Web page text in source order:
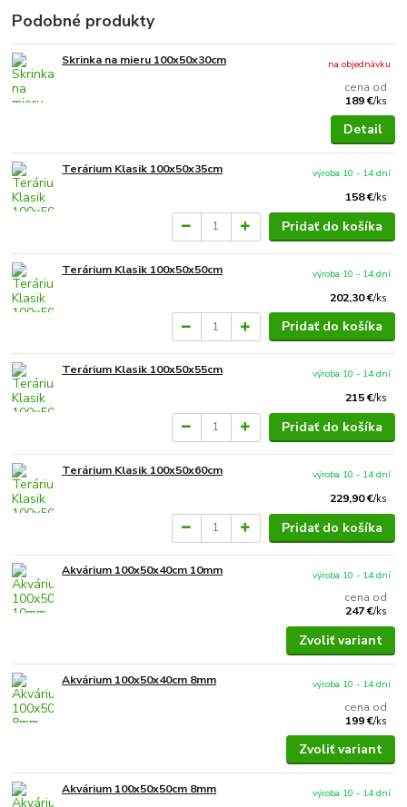
Podobné produkty
Skrinka na mieru 100x50x30cm
cena od
189 €/ks
na objednávku
Detail
Terárium Klasik 100x50x35cm
158 €/ks
výroba 10 - 14 dní
Pridať do košíka
Terárium Klasik 100x50x50cm
202,30 €/ks
výroba 10 - 14 dní
Pridať do košíka
Terárium Klasik 100x50x55cm
215 €/ks
výroba 10 - 14 dní
Pridať do košíka
Terárium Klasik 100x50x60cm
229,90 €/ks
výroba 10 - 14 dní
Pridať do košíka
Akvárium 100x50x40cm 10mm
cena od
247 €/ks
výroba 10 - 14 dní
Zvoliť variant
Akvárium 100x50x40cm 8mm
cena od
199 €/ks
výroba 10 - 14 dní
Zvoliť variant
Akvárium 100x50x50cm 8mm
výroba 10 - 14 dní